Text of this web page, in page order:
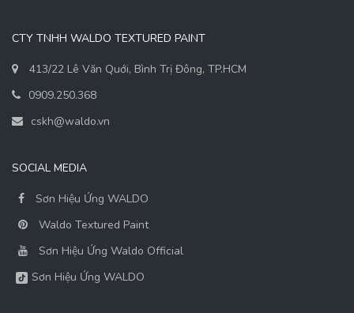
CTY TNHH WALDO TEXTURED PAINT
413/22 Lê Văn Quới, Bình Trị Đông, TP.HCM
0909.250.368
cskh@waldo.vn
SOCIAL MEDIA
Sơn Hiệu Ứng WALDO
Waldo Textured Paint
Sơn Hiệu Ứng Waldo Official
Sơn Hiệu Ứng WALDO